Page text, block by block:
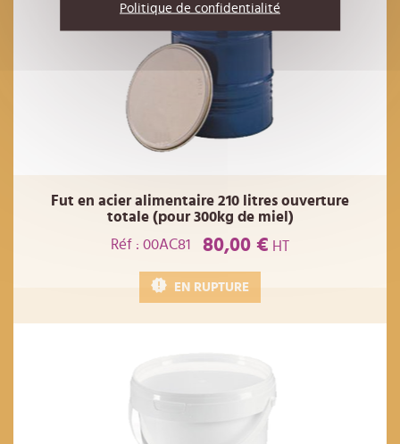
Fut en acier alimentaire 210 litres ouverture
totale (pour 300kg de miel)
Réf : 00AC81
80,00 € HT
EN RUPTURE
Politique de confidentialité